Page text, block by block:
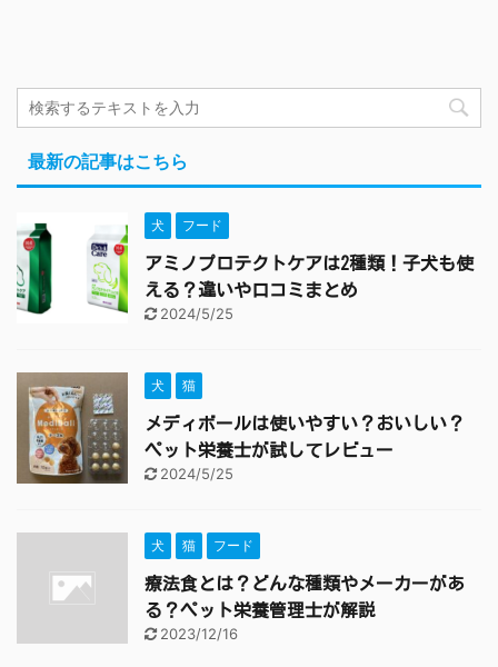
最新の記事はこちら
犬 フード
アミノプロテクトケアは2種類！子犬も使
える？違いや口コミまとめ
2024/5/25
犬 猫
メディボールは使いやすい？おいしい？
ペット栄養士が試してレビュー
2024/5/25
犬 猫 フード
療法食とは？どんな種類やメーカーがあ
る？ペット栄養管理士が解説
2023/12/16